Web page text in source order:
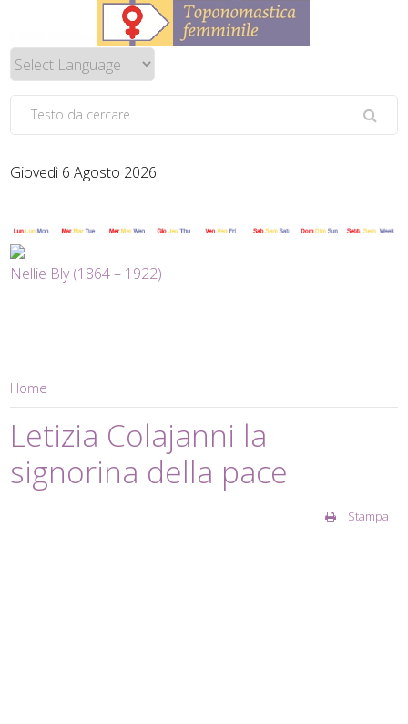
Giovedì 6 Agosto 2026
Nellie Bly (1864 – 1922)
Home
Letizia Colajanni la
signorina della pace
Stampa